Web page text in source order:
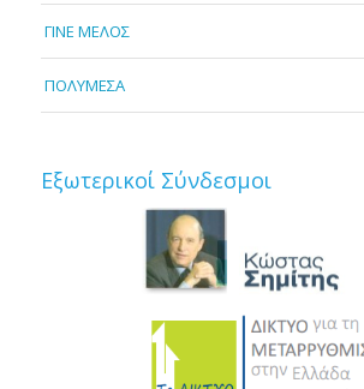
ΓΙΝΕ ΜΕΛΟΣ
ΠΟΛΥΜΕΣΑ
Εξωτερικοί Σύνδεσμοι